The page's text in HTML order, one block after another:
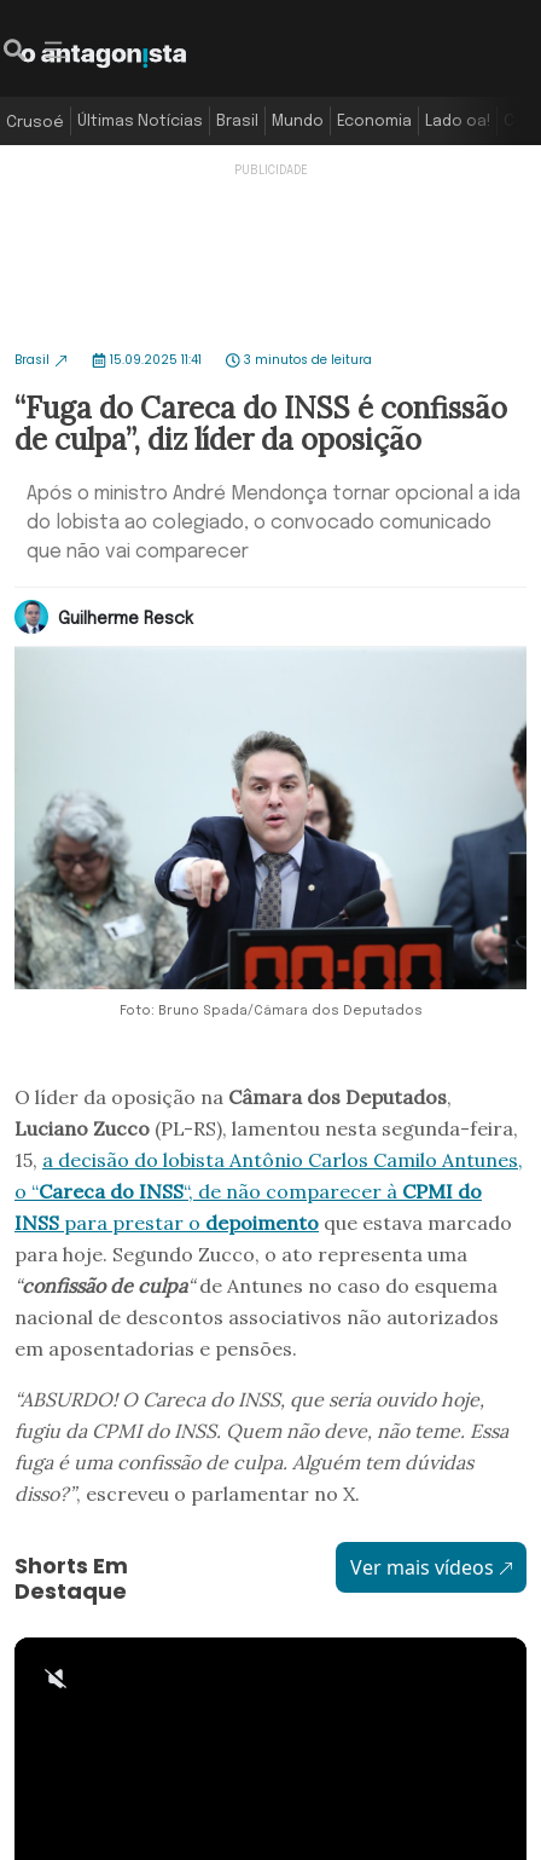
Crusoé Últimas Notícias Brasil Mundo Economia Lado oa!
Brasil 15.09.2025 11:41 3 minutos de leitura
“Fuga do Careca do INSS é confissão
de culpa”, diz líder da oposição
Após o ministro André Mendonça tornar opcional a ida
do lobista ao colegiado, o convocado comunicado
que não vai comparecer
Guilherme Resck
Foto: Bruno Spada/Câmara dos Deputados
O líder da oposição na Câmara dos Deputados,
Luciano Zucco (PL-RS), lamentou nesta segunda-feira,
15, a decisão do lobista Antônio Carlos Camilo Antunes,
o “Careca do INSS“, de não comparecer à CPMI do
INSS para prestar o depoimento que estava marcado
para hoje. Segundo Zucco, o ato representa uma
“confissão de culpa“de Antunes no caso do esquema
nacional de descontos associativos não autorizados
em aposentadorias e pensões.
“ABSURDO! O Careca do INSS, que seria ouvido hoje,
fugiu da CPMI do INSS. Quem não deve, não teme. Essa
fuga é uma confissão de culpa. Alguém tem dúvidas
disso?”, escreveu o parlamentar no X.
Shorts Em
Destaque
Ver mais vídeos